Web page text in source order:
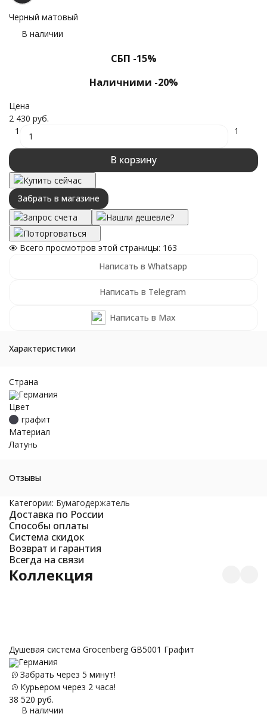
Черный матовый
В наличии
СБП -15%
Наличними -20%
Цена
2 430 руб.
1
1
В корзину
Купить сейчас
Забрать в магазине
Запрос счета
Нашли дешевле?
Поторговаться
Всего просмотров этой страницы: 163
Написать в Whatsapp
Написать в Telegram
Написать в Max
Характеристики
Страна
Германия
Цвет
графит
Материал
Латунь
Отзывы
Категории: Бумагодержатель
Доставка по России
Способы оплаты
Система скидок
Возврат и гарантия
Всегда на связи
Коллекция
Душевая система Grocenberg GB5001 Графит
Германия
Забрать через 5 минут!
Курьером через 2 часа!
38 520 руб.
В наличии